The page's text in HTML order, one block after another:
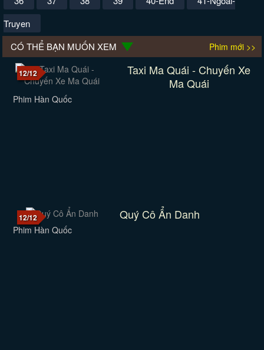
Truyen
CÓ THỂ BẠN MUỐN XEM
Phim mới >>
12/12
Taxi Ma Quái - Chuyến Xe
Ma Quái
Phim Hàn Quốc
12/12 Quý Cô Ẩn Danh
Phim Hàn Quốc